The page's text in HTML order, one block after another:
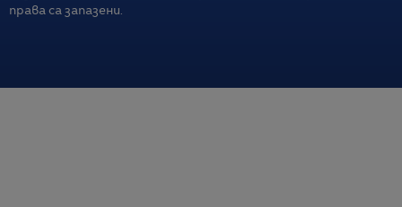
права са запазени.